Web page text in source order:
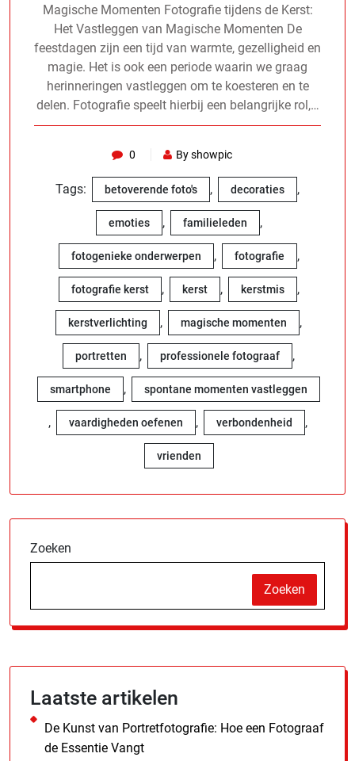
Magische Momenten Fotografie tijdens de Kerst:
Het Vastleggen van Magische Momenten De
feestdagen zijn een tijd van warmte, gezelligheid en
magie. Het is ook een periode waarin we graag
herinneringen vastleggen om te koesteren en te
delen. Fotografie speelt hierbij een belangrijke rol,…
0 By showpic
Tags: betoverende foto's , decoraties ,
emoties , familieleden ,
fotogenieke onderwerpen , fotografie ,
fotografie kerst , kerst , kerstmis ,
kerstverlichting , magische momenten ,
portretten , professionele fotograaf ,
smartphone , spontane momenten vastleggen
, vaardigheden oefenen , verbondenheid ,
vrienden
Zoeken
Zoeken
Laatste artikelen
De Kunst van Portretfotografie: Hoe een Fotograaf
de Essentie Vangt